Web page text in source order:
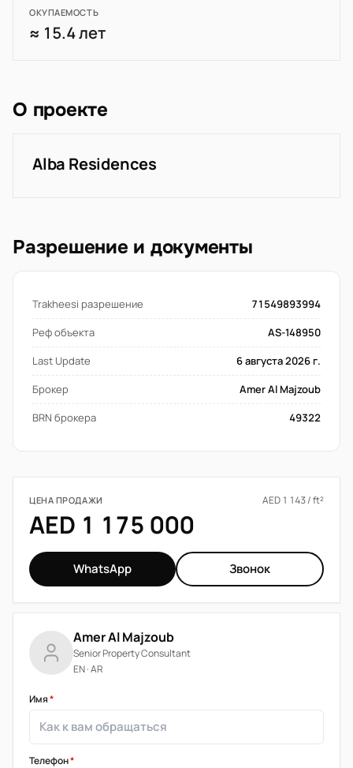
ОКУПАЕМОСТЬ
≈ 15.4 лет
О проекте
Alba Residences
Разрешение и документы
Trakheesi разрешение
71549893994
Реф объекта
AS-148950
Last Update
6 августа 2026 г.
Брокер
Amer Al Majzoub
BRN брокера
49322
ЦЕНА ПРОДАЖИ AED 1 143 / ft²
AED 1 175 000
WhatsApp Звонок
Amer Al Majzoub
Senior Property Consultant
EN · AR
Имя*
Телефон*